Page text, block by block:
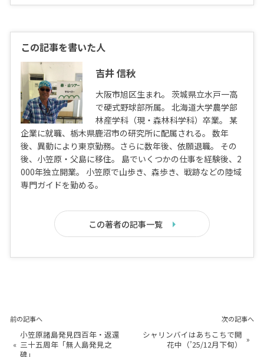
この記事を書いた人
吉井 信秋
大阪市旭区生まれ。 茨城県立水戸一高
で硬式野球部所属。 北海道大学農学部
林産学科（現・森林科学科）卒業。 某
企業に就職、栃木県鹿沼市の研究所に配属される。 数年
後、異動により東京勤務。さらに数年後、依願退職。 その
後、小笠原・父島に移住。 島でいくつかの仕事を経験後、2
000年独立開業。 小笠原で山歩き、森歩き、戦跡などの陸域
専門ガイドを勤める。
この著者の記事一覧
前の記事へ
«
小笠原諸島発見四百年・返還
三十五周年「無人島発見之
碑」
次の記事へ
シャリンバイはあちこちで開
花中（’25/12月下旬）
»